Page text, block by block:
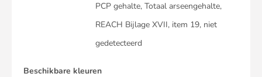
PCP gehalte, Totaal arseengehalte,
REACH Bijlage XVII, item 19, niet
gedetecteerd
Beschikbare kleuren